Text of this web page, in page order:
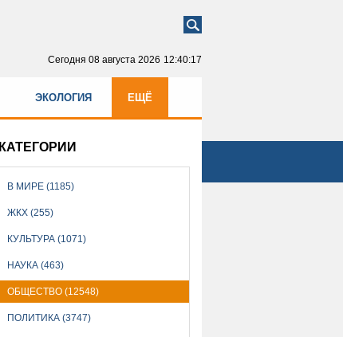
Сегодня 08 августа 2026 12:40:17
ЭКОЛОГИЯ ЕЩЁ
КАТЕГОРИИ
В МИРЕ (1185)
ЖКХ (255)
КУЛЬТУРА (1071)
НАУКА (463)
ОБЩЕСТВО (12548)
ПОЛИТИКА (3747)